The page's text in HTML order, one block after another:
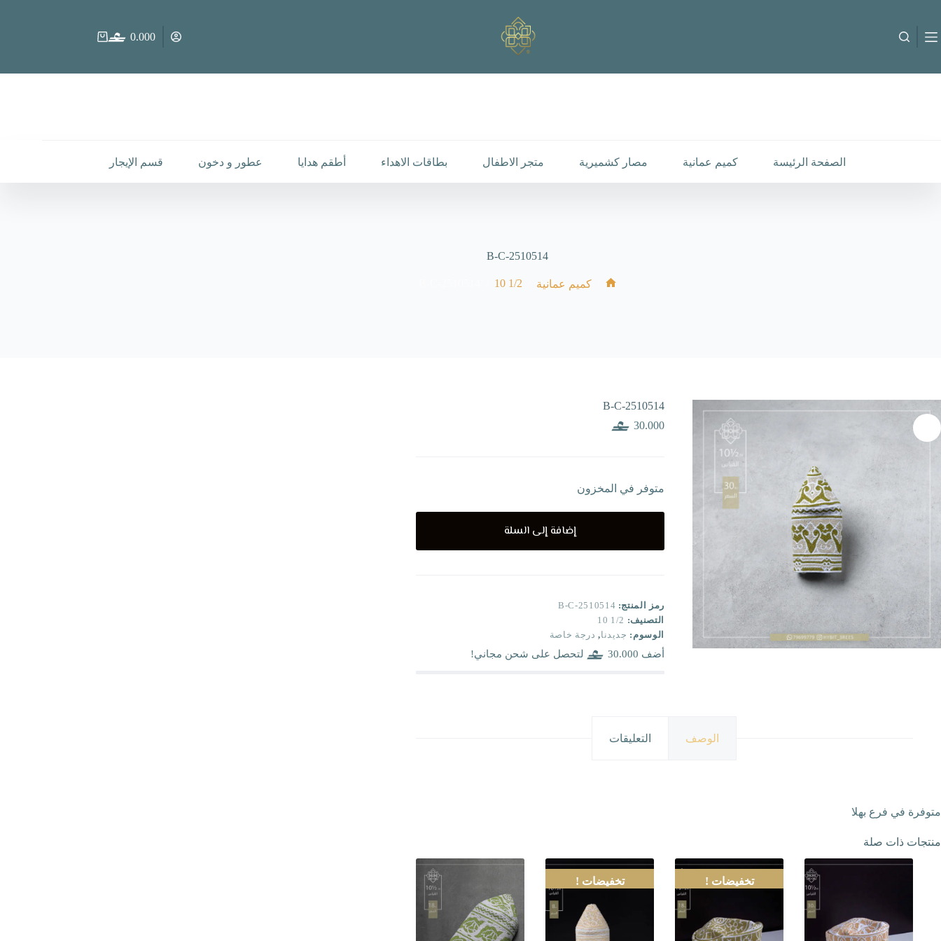
المحتوىB-C-2510514
عربة
0.000
الصفحة الرئيسة كميم عمانية مصار كشميرية متجر الاطفال بطاقات الاهداء أطقم هدايا عطور و دخون قسم الإيجار
B-C-2510514
كميم عمانية 1/2 10
B-C-2510514
30.000
متوفر في المخزون
إضافة إلى السلة
رمز المنتج: B-C-2510514
التصنيف: 1/2 10
الوسوم: جديدنا, درجة خاصة
أضف 30.000 لتحصل على شحن مجاني!
الوصف التعليقات
متوفرة في فرع بهلا
منتجات ذات صلة
تخفيضات ! تخفيضات !